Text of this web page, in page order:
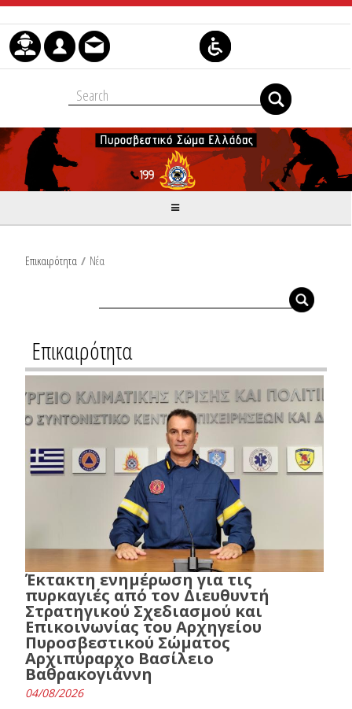
Μετάβαση στο περιεχόμενο
Επικαιρότητα / Νέα
Επικαιρότητα
Έκτακτη ενημέρωση για τις
πυρκαγιές από τον Διευθυντή
Στρατηγικού Σχεδιασμού και
Επικοινωνίας του Αρχηγείου
Πυροσβεστικού Σώματος
Αρχιπύραρχο Βασίλειο
Βαθρακογιάννη
04/08/2026